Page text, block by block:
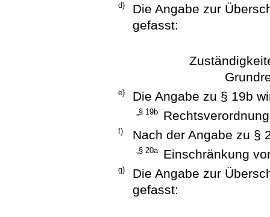
d)
Die Angabe zur
gefasst:
e) Die Angabe zu § 19b
„§ 19b
f) Nach der Angabe zu §
„§ 20a Einschränkung
g)
Die Angabe zur
gefasst: